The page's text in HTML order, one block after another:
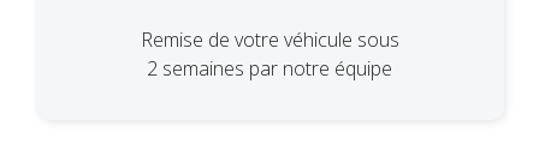
Remise de votre véhicule sous
2 semaines par notre équipe